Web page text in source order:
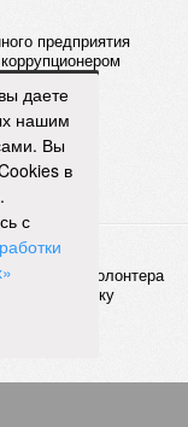
предприятия
выслать волонтера
как гражданку
даете
нашим
Вы
в
с